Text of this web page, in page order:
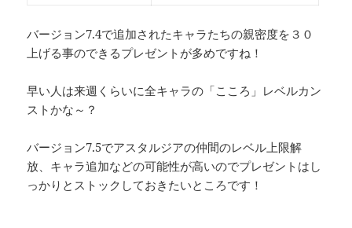
バージョン7.4で追加されたキャラたちの親密度を３０
上げる事のできるプレゼントが多めですね！
早い人は来週くらいに全キャラの「こころ」レベルカン
ストかな～？
バージョン7.5でアスタルジアの仲間のレベル上限解
放、キャラ追加などの可能性が高いのでプレゼントはし
っかりとストックしておきたいところです！